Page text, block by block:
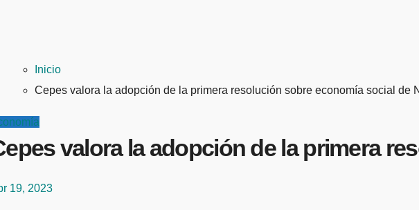
Inicio
Cepes valora la adopción de la primera resolución sobre economía social de
valora la adopción de la primera
19, 2023